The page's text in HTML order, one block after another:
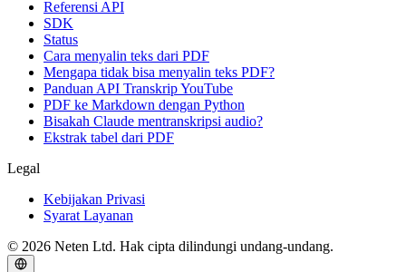
Referensi API
SDK
Status
Cara menyalin teks dari PDF
Mengapa tidak bisa menyalin teks PDF?
Panduan API Transkrip YouTube
PDF ke Markdown dengan Python
Bisakah Claude mentranskripsi audio?
Ekstrak tabel dari PDF
Legal
Kebijakan Privasi
Syarat Layanan
© 2026 Neten Ltd. Hak cipta dilindungi undang-undang.